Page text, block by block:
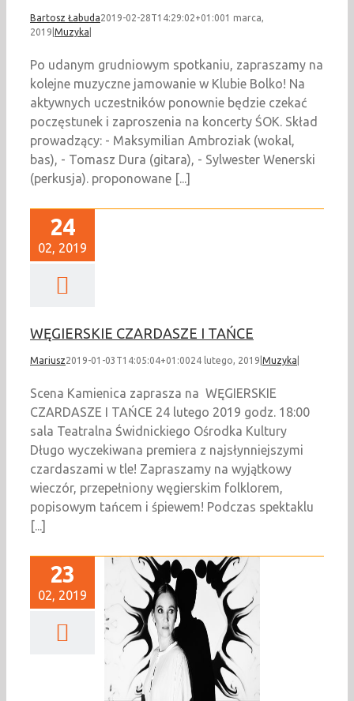
Bartosz Łabuda2019-02-28T14:29:02+01:001 marca,
2019 Muzyka
Po udanym grudniowym spotkaniu, zapraszamy na
kolejne muzyczne jamowanie w Klubie Bolko! Na
aktywnych uczestników ponownie będzie czekać
poczęstunek i zaproszenia na koncerty ŚOK. Skład
prowadzący: - Maksymilian Ambroziak (wokal,
bas), - Tomasz Dura (gitara), - Sylwester Wenerski
(perkusja). proponowane [...]
24
02, 2019
WĘGIERSKIE CZARDASZE I TAŃCE
Mariusz2019-01-03T14:05:04+01:0024 lutego, 2019 Muzyka
Scena Kamienica zaprasza na WĘGIERSKIE
CZARDASZE I TAŃCE 24 lutego 2019 godz. 18:00
sala Teatralna Świdnickiego Ośrodka Kultury
Długo wyczekiwana premiera z najsłynniejszymi
czardaszami w tle! Zapraszamy na wyjątkowy
wieczór, przepełniony węgierskim folklorem,
popisowym tańcem i śpiewem! Podczas spektaklu
[...]
23
02, 2019